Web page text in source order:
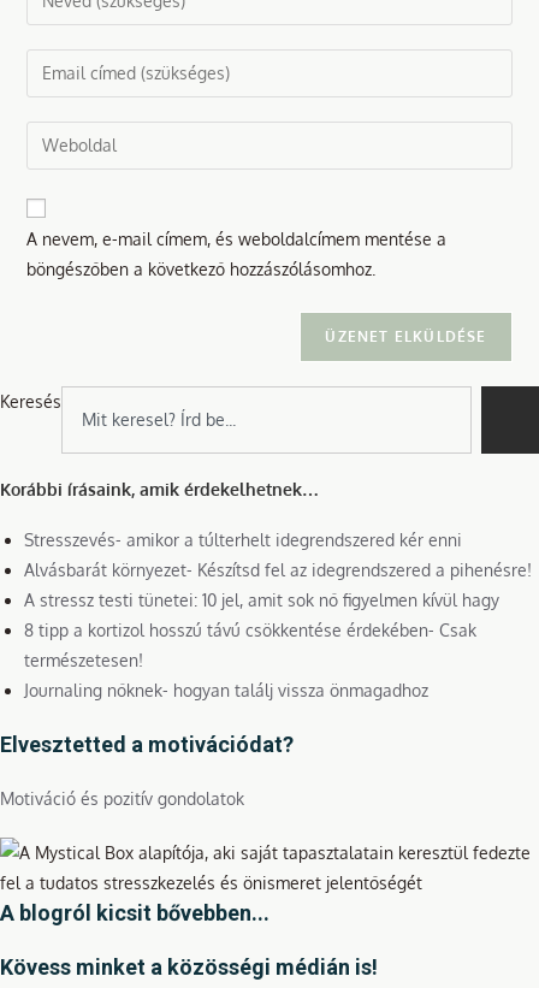
your
name
comment
Enter
your
email
address
comment
Enter
your
website
A nevem, e-mail címem, és weboldalcímem mentése a
böngészőben a következő hozzászólásomhoz.
Keresés
Korábbi írásaink, amik érdekelhetnek…
Stresszevés- amikor a túlterhelt idegrendszered kér enni
Alvásbarát környezet- Készítsd fel az idegrendszered a pihenésre!
A stressz testi tünetei: 10 jel, amit sok nő figyelmen kívül hagy
8 tipp a kortizol hosszú távú csökkentése érdekében- Csak
természetesen!
Journaling nőknek- hogyan találj vissza önmagadhoz
Elvesztetted a motivációdat?
Motiváció és pozitív gondolatok
A blogról kicsit bővebben...
Kövess minket a közösségi médián is!